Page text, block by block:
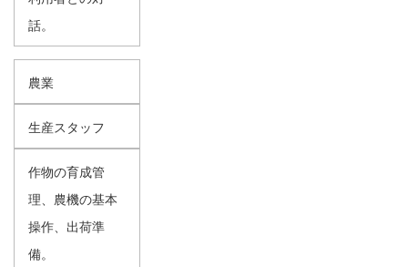
話。
農業
生産スタッフ
作物の育成管
理、農機の基本
操作、出荷準
備。